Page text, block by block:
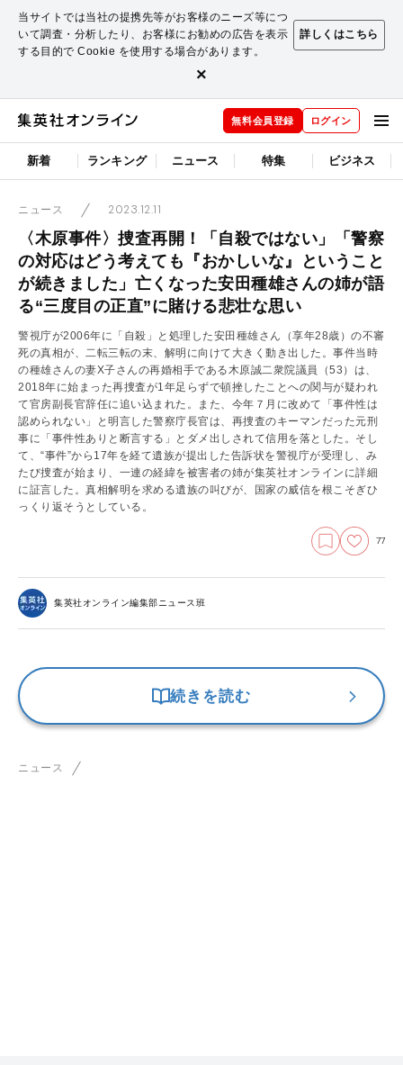
当サイトでは当社の提携先等がお客様のニーズ等につ
いて調査・分析したり、お客様にお勧めの広告を表示
する目的で Cookie を使用する場合があります。
詳しくはこちら
×
無料会員登録 ログイン
新着 ランキング ニュース 特集 ビジネス
ニュース 2023.12.11
〈木原事件〉捜査再開！「自殺ではない」「警察
の対応はどう考えても『おかしいな』ということ
が続きました」亡くなった安田種雄さんの姉が語
る“三度目の正直”に賭ける悲壮な思い
警視庁が2006年に「自殺」と処理した安田種雄さん（享年28歳）の不審
死の真相が、二転三転の末、解明に向けて大きく動き出した。事件当時
の種雄さんの妻X子さんの再婚相手である木原誠二衆院議員（53）は、
2018年に始まった再捜査が1年足らずで頓挫したことへの関与が疑われ
て官房副長官辞任に追い込まれた。また、今年７月に改めて「事件性は
認められない」と明言した警察庁長官は、再捜査のキーマンだった元刑
事に「事件性ありと断言する」とダメ出しされて信用を落とした。そし
て、“事件”から17年を経て遺族が提出した告訴状を警視庁が受理し、み
たび捜査が始まり、一連の経緯を被害者の姉が集英社オンラインに詳細
に証言した。真相解明を求める遺族の叫びが、国家の威信を根こそぎひ
っくり返そうとしている。
77
集英社オンライン編集部ニュース班
続きを読む
ニュース